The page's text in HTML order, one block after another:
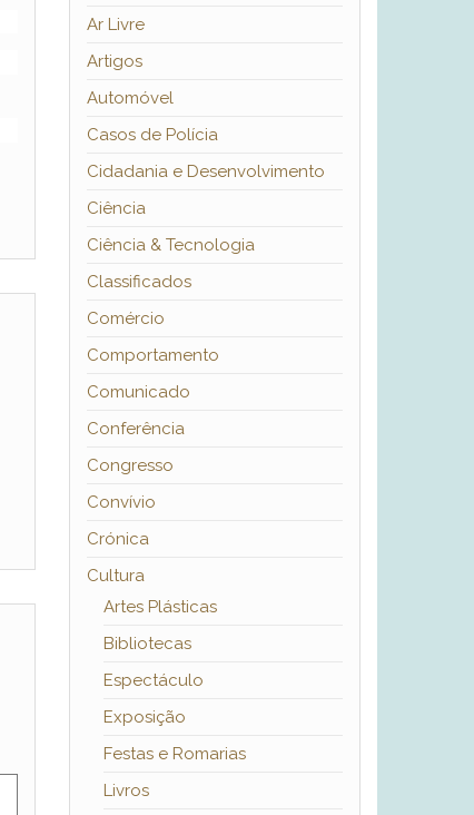
Ar Livre
Artigos
Automóvel
Casos de Polícia
Cidadania e Desenvolvimento
Ciência
Ciência & Tecnologia
Classificados
Comércio
Comportamento
Comunicado
Conferência
Congresso
Convívio
Crónica
Cultura
Artes Plásticas
Bibliotecas
Espectáculo
Exposição
Festas e Romarias
Livros